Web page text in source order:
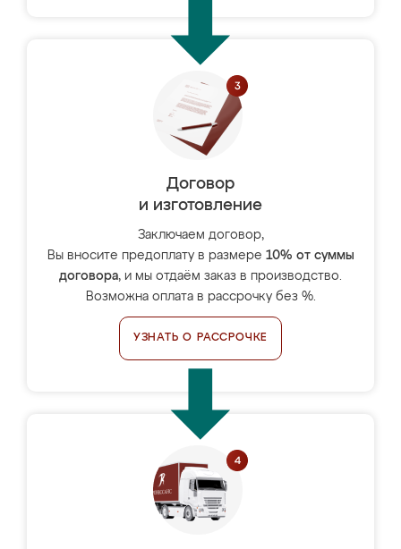
Договор
и изготовление
Заключаем договор,
Вы вносите предоплату в размере 10% от суммы
договора, и мы отдаём заказ в производство.
Возможна оплата в рассрочку без %.
УЗНАТЬ О РАССРОЧКЕ